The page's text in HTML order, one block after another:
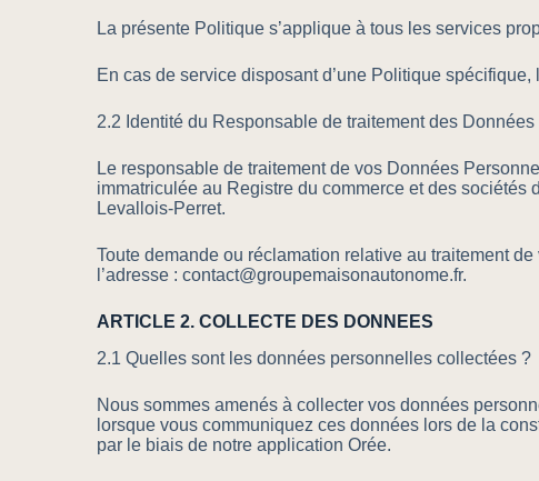
La présente Politique s’applique à tous les services
En cas de service disposant d’une Politique
2.2 Identité du Responsable de traitement des
Le responsable de traitement de vos Données
immatriculée au Registre du commerce et des
Levallois-Perret.
Toute demande ou réclamation relative au traitement
l’adresse : contact@groupemaisonautonome.fr.
ARTICLE 2. COLLECTE DES DONNEES
2.1 Quelles sont les données personnelles collectées ?
Nous sommes amenés à collecter vos données
lorsque vous communiquez ces données lors de la
par le biais de notre application Orée.